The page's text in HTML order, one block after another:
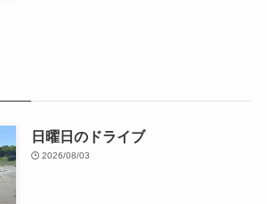
日曜日のドライブ
2026/08/03